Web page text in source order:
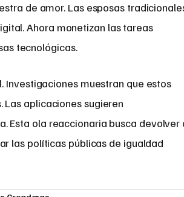
de amor. Las esposas
Ahora monetizan las tareas
tecnológicas.
Investigaciones muestran que estos
aplicaciones sugieren
Esta ola reaccionaria busca devolver
las políticas públicas de igualdad